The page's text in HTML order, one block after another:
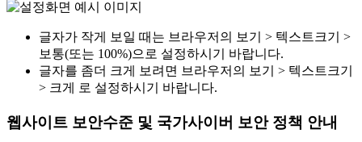
글자가 작게 보일 때는 브라우저의 보기 > 텍스트크기 >
보통(또는 100%)으로 설정하시기 바랍니다.
글자를 좀더 크게 보려면 브라우저의 보기 > 텍스트크기
> 크게 로 설정하시기 바랍니다.
웹사이트 보안수준 및 국가사이버 보안 정책 안내